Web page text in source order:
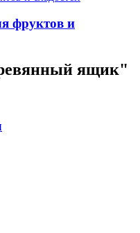
фруктов и
ящик"